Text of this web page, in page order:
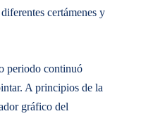
certámenes y
periodo continuó
A principios de la
gráfico del